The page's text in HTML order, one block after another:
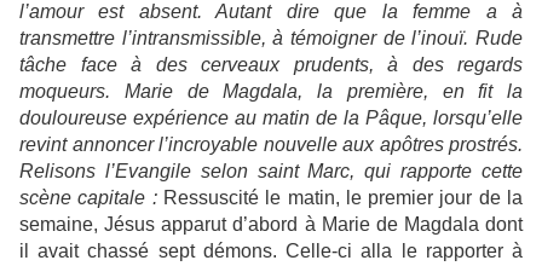
l’amour est absent. Autant dire que la femme a à
transmettre l’intransmissible, à témoigner de l’inouï. Rude
tâche face à des cerveaux prudents, à des regards
moqueurs. Marie de Magdala, la première, en fit la
douloureuse expérience au matin de la Pâque, lorsqu’elle
revint annoncer l’incroyable nouvelle aux apôtres prostrés.
Relisons l’Evangile selon saint Marc, qui rapporte cette
scène capitale : Ressuscité le matin, le premier jour de la
semaine, Jésus apparut d’abord à Marie de Magdala dont
il avait chassé sept démons. Celle-ci alla le rapporter à